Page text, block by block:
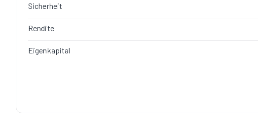
Sicherheit
Rendite
Eigenkapital